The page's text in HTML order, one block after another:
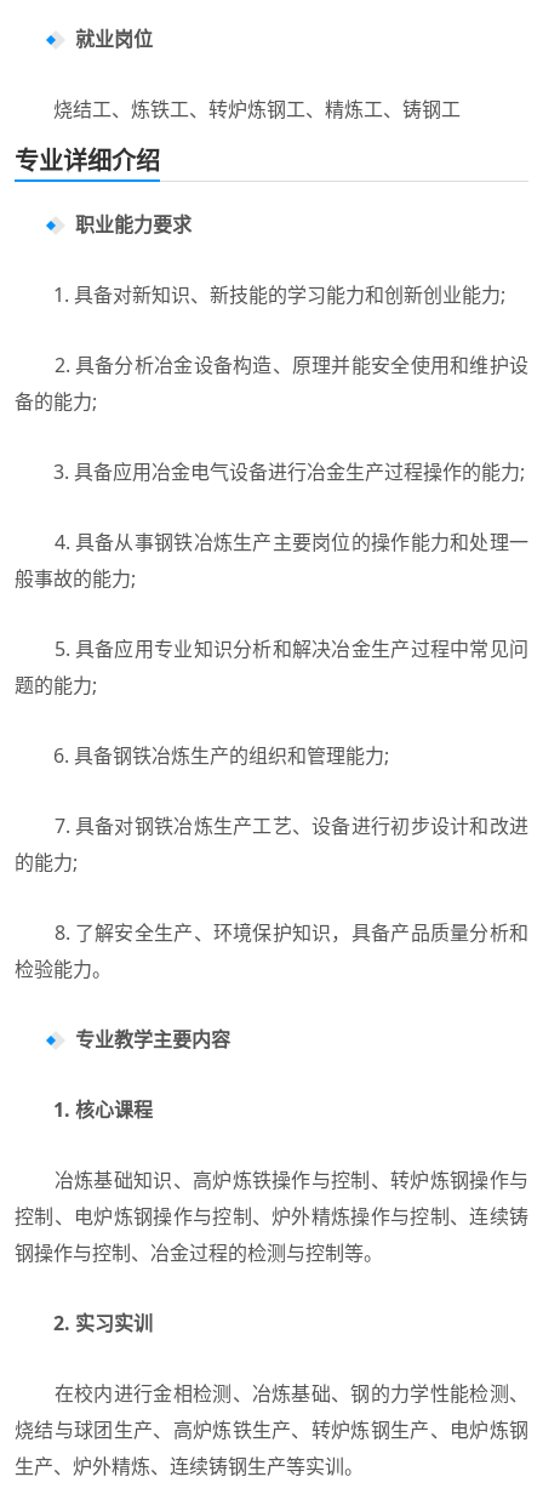
就业岗位
烧结工、炼铁工、转炉炼钢工、精炼工、铸钢工
专业详细介绍
职业能力要求
1. 具备对新知识、新技能的学习能力和创新创业能力;
2. 具备分析冶金设备构造、原理并能安全使用和维护设
备的能力;
3. 具备应用冶金电气设备进行冶金生产过程操作的能力;
4. 具备从事钢铁冶炼生产主要岗位的操作能力和处理一
般事故的能力;
5. 具备应用专业知识分析和解决冶金生产过程中常见问
题的能力;
6. 具备钢铁冶炼生产的组织和管理能力;
7. 具备对钢铁冶炼生产工艺、设备进行初步设计和改进
的能力;
8. 了解安全生产、环境保护知识，具备产品质量分析和
检验能力。
专业教学主要内容
1. 核心课程
冶炼基础知识、高炉炼铁操作与控制、转炉炼钢操作与
控制、电炉炼钢操作与控制、炉外精炼操作与控制、连续铸
钢操作与控制、冶金过程的检测与控制等。
2. 实习实训
在校内进行金相检测、冶炼基础、钢的力学性能检测、
烧结与球团生产、高炉炼铁生产、转炉炼钢生产、电炉炼钢
生产、炉外精炼、连续铸钢生产等实训。